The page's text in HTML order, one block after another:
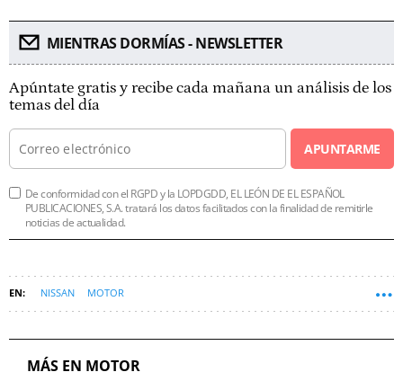
MIENTRAS DORMÍAS - NEWSLETTER
Apúntate gratis y recibe cada mañana un análisis de los
temas del día
APUNTARME
De conformidad con el RGPD y la LOPDGDD, EL LEÓN DE EL ESPAÑOL
PUBLICACIONES, S.A. tratará los datos facilitados con la finalidad de remitirle
noticias de actualidad.
NISSAN MOTOR
MÁS EN MOTOR